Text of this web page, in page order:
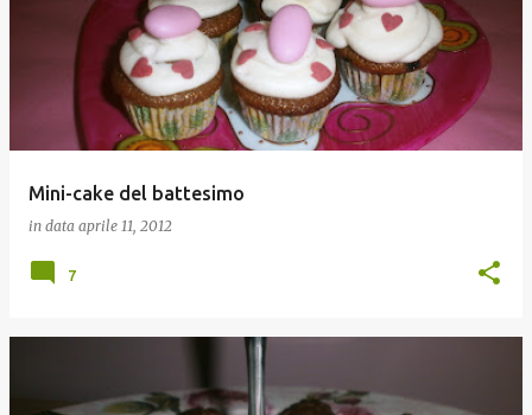
Mini-cake del battesimo
in data aprile 11, 2012
7